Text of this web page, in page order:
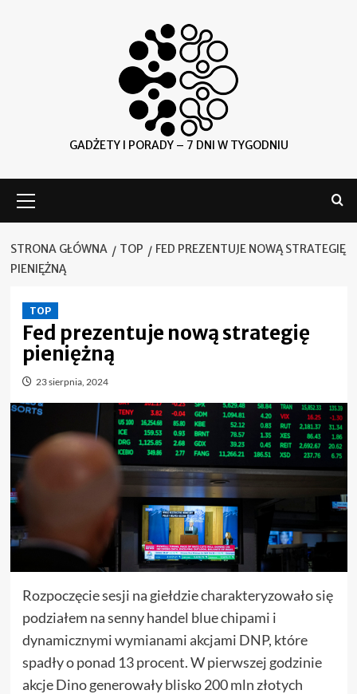
GADŻETY I PORADY – 7 DNI W TYGODNIU
główne
STRONA GŁÓWNA TOP
FED PREZENTUJE NOWĄ STRATEGIĘ
PIENIĘŻNĄ
TOP
Fed prezentuje nową strategię
pieniężną
23 sierpnia, 2024
Rozpoczęcie sesji na giełdzie charakteryzowało się
podziałem na senny handel blue chipami i
dynamicznymi wymianami akcjami DNP, które
spadły o ponad 13 procent. W pierwszej godzinie
akcje Dino generowały blisko 200 mln złotych